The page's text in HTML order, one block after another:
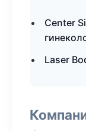
Center
Laser